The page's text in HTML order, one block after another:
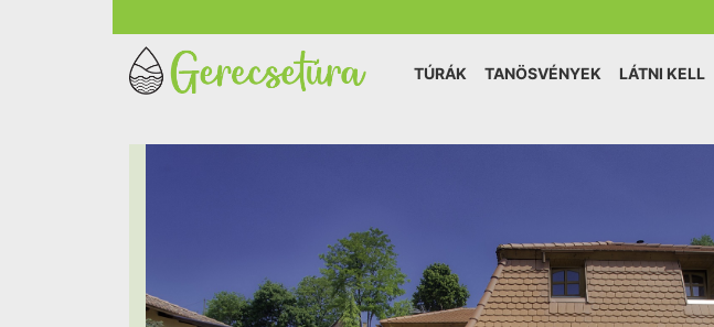
TÚRÁK TANÖSVÉNYEK LÁTNI KELL